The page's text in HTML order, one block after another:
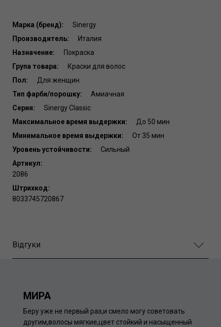
Марка (бренд):
Sinergy
Производитель:
Италия
Назначение:
Покраска
Група товара:
Краски для волос
Пол:
Для женщин
Тип фарби/порошку:
Амиачная
Серия:
Sinergy Classic
Максимальное время выдержки:
До 50 мин
Минимальное время выдержки:
От 35 мин
Уровень устойчивости:
Сильный
Артикул:
2086
Штрихкод:
8033745720867
Відгуки
МИРА
Беру уже не первый раз,и смело могу советовать
другим,волосы мягкие,цвет стойкий и насыщенный